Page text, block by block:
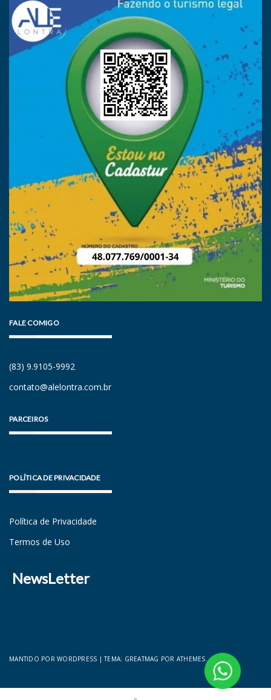
FALE COMIGO
(83) 9.9105-9992
contato@alelontra.com.br
PARCEIROS
POLÍTICA DE PRIVACIDADE
Política de Privacidade
Termos de Uso
NewsLetter
MANTIDO POR WORDPRESS |TEMA: GREATMAG POR ATHEMES.